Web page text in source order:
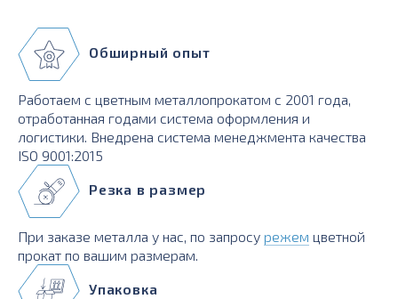
Обширный опыт
Работаем с цветным металлопрокатом с 2001 года,
отработанная годами система оформления и
логистики. Внедрена система менеджмента качества
ISO 9001:2015
Резка в размер
При заказе металла у нас, по запросу режем цветной
прокат по вашим размерам.
Упаковка